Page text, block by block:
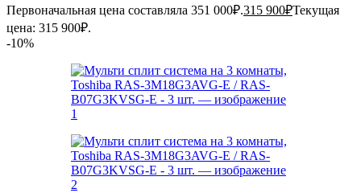
Первоначальная цена составляла 351 000₽.315 900₽Текущая
цена: 315 900₽.
-10%